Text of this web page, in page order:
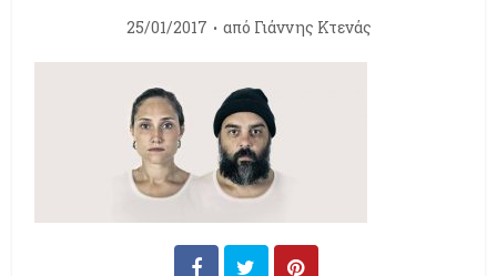
25/01/2017 από Γιάννης Κτενάς